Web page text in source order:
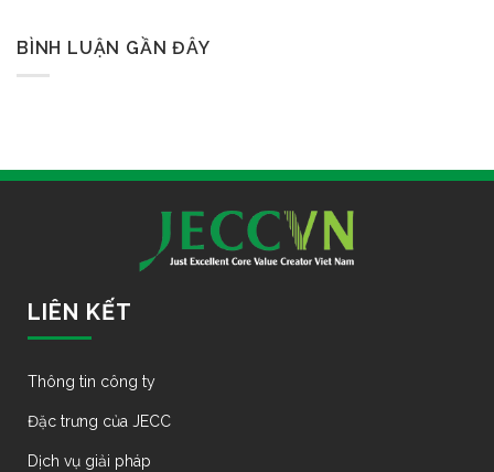
BÌNH LUẬN GẦN ĐÂY
LIÊN KẾT
Thông tin công ty
Đặc trưng của JECC
Dịch vụ giải pháp